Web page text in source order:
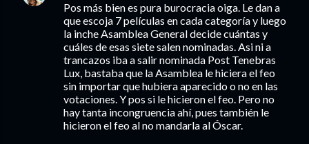
Pos más bien es pura burocracia oiga. Le dan a
que escoja 7 películas en cada categoría y luego
la inche Asamblea General decide cuántas y
cuáles de esas siete salen nominadas. Asi ni a
trancazos iba a salir nominada Post Tenebras
Lux, bastaba que la Asamblea le hiciera el feo
sin importar que hubiera aparecido o no en las
votaciones. Y pos si le hicieron el feo. Pero no
hay tanta incongruencia ahí, pues también le
hicieron el feo al no mandarla al Óscar.